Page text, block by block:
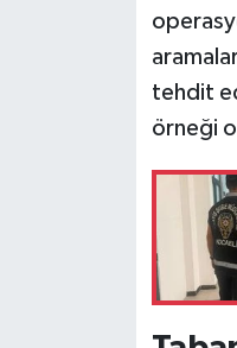
tehdit
örneği